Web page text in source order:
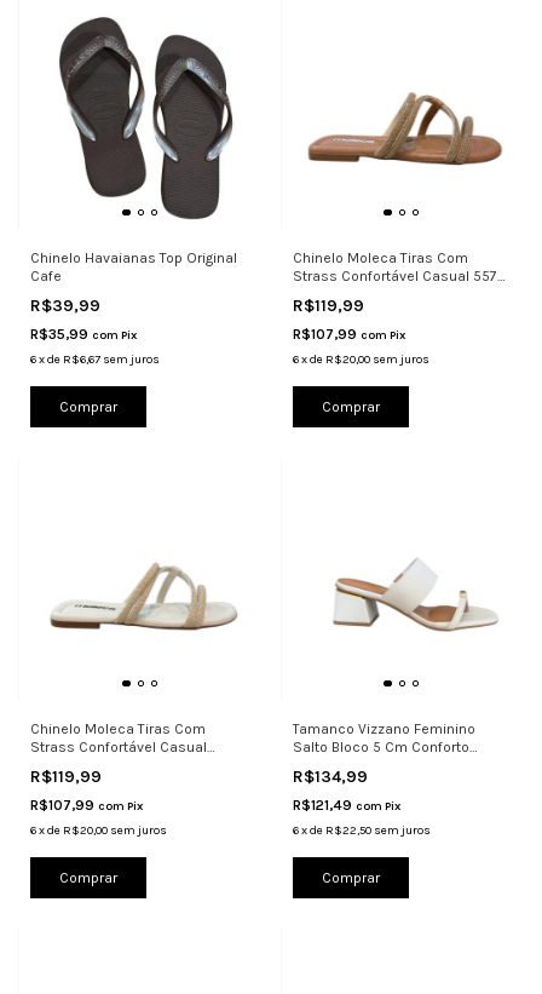
Chinelo Havaianas Top Original
Cafe
R$39,99
R$35,99 com Pix
6xde R$6,67 sem juros
Comprar
Chinelo Moleca Tiras Com
Strass Confortável Casual 5570
R$119,99
R$107,99 com Pix
6 xde R$20,00 sem juros
Comprar
Chinelo Moleca Tiras Com
Strass Confortável Casual
R$119,99
R$107,99 com Pix
6xde R$20,00 sem juros
Comprar
Tamanco Vizzano Feminino
Salto Bloco 5 Cm Conforto
R$134,99
R$121,49 com Pix
6 xde R$22,50 sem juros
Comprar